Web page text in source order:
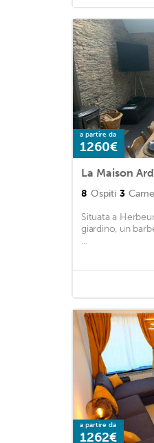
a partire da
1260€
La Maison
8 Ospiti 3
Situata a
giardino, un
...
a partire da
1262€